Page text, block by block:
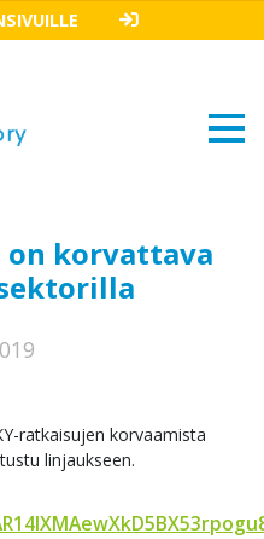
on korvattava
ratkaisujen korvaamista
linjaukseen.